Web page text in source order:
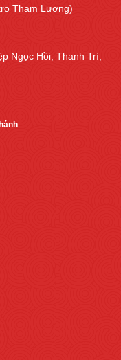
Tham Lương)
Ngọc Hồi, Thanh Trì,